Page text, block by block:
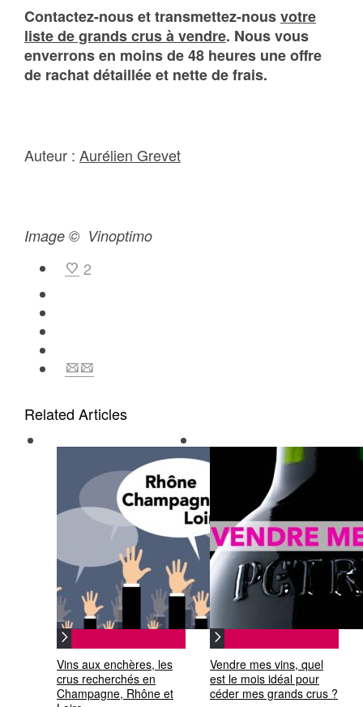
Contactez-nous et transmettez-nousvotre
liste de grands crus à vendre. Nous vous
enverrons en moins de 48 heures une offre
de rachat détaillée et nette de frais.
Auteur : Aurélien Grevet
Image © Vinoptimo
2
Related Articles
Vins aux enchères, les
crus recherchés en
Champagne, Rhône et
Vendre mes vins, quel
est le mois idéal pour
céder mes grands crus ?